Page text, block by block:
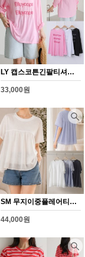
LY 캡스코튼긴팔티셔츠(Y362H608)
33,000원
SM 무지이중플레어티셔츠(Y366H608)
44,000원